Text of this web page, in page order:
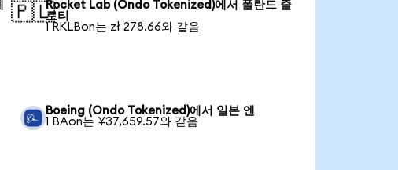
🇵🇱Rocket Lab (Ondo Tokenized)에서 폴란드 즐
로티
1 RKLBon는 zł 278.66와 같음
Boeing (Ondo Tokenized)에서 일본 엔
1 BAon는 ¥37,659.57와 같음